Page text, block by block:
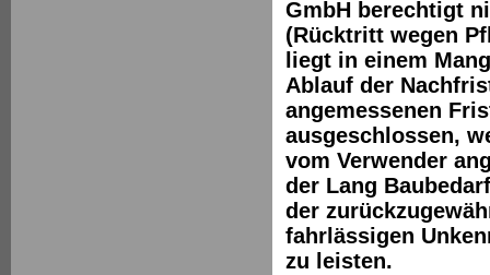
GmbH berechtigt
(Rücktritt wegen
liegt in einem
Ablauf der
angemessenen
ausgeschlossen,
vom Verwender
der Lang
der
fahrlässigen
zu leisten.